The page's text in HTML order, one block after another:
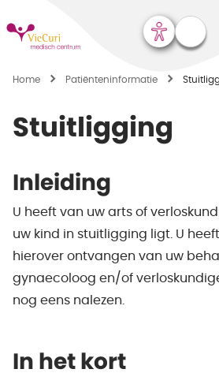
Home Patiënten­informatie
Stuitligging
Inleiding
U heeft van uw arts of
uw kind in stuitligging ligt. U
hierover ontvangen van uw
gynaecoloog en/of
nog eens nalezen.
In het kort